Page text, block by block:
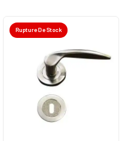
Rupture De Stock